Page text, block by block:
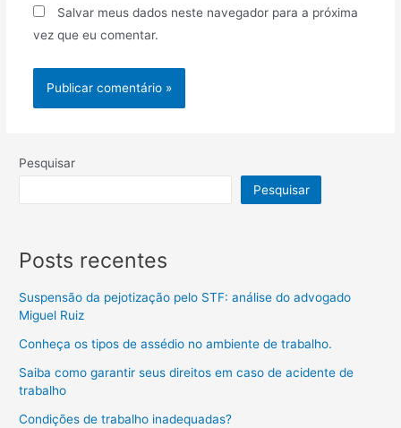
Salvar meus dados neste navegador para a próxima
vez que eu comentar.
Pesquisar
Pesquisar
Posts recentes
Suspensão da pejotização pelo STF: análise do advogado
Miguel Ruiz
Conheça os tipos de assédio no ambiente de trabalho.
Saiba como garantir seus direitos em caso de acidente de
trabalho
Condições de trabalho inadequadas?